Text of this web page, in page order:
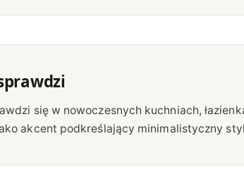
się w nowoczesnych kuchniach,
akcent podkreślający minimalistyczny
szafek górnych, dolnych oraz komód z